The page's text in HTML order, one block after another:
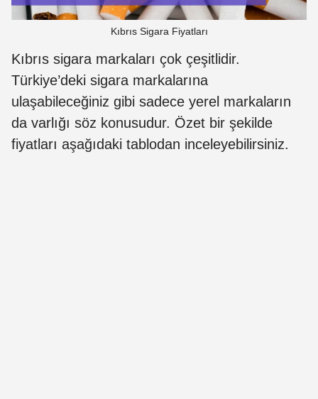
Kıbrıs Sigara Fiyatları
Kıbrıs sigara markaları çok çeşitlidir.
Türkiye’deki sigara markalarına
ulaşabileceğiniz gibi sadece yerel markaların
da varlığı söz konusudur. Özet bir şekilde
fiyatları aşağıdaki tablodan inceleyebilirsiniz.